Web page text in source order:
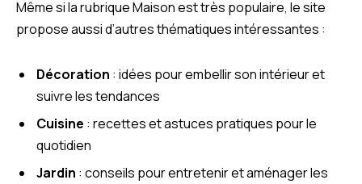
Même si la rubrique Maison est très populaire, le site
propose aussi d’autres thématiques intéressantes :
Décoration : idées pour embellir son intérieur et
suivre les tendances
Cuisine : recettes et astuces pratiques pour le
quotidien
Jardin : conseils pour entretenir et aménager les